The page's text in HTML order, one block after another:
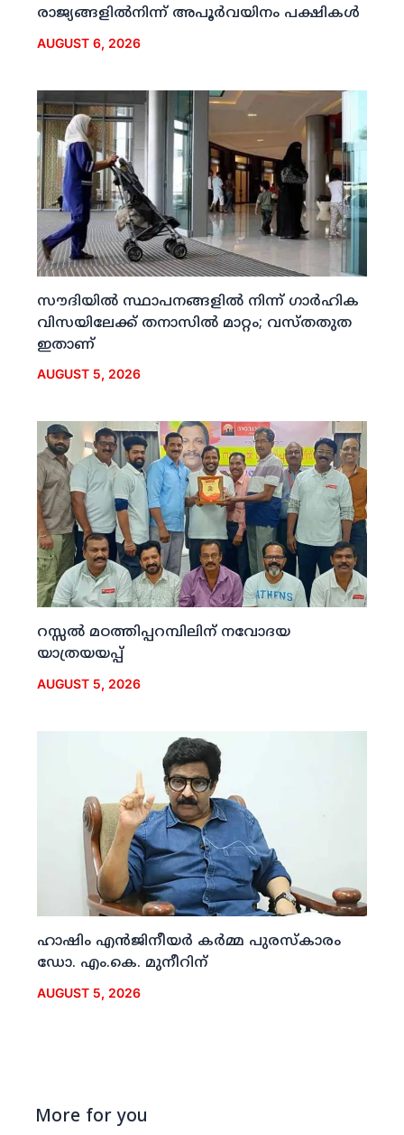
രാജ്യങ്ങളില്‍നിന്ന് അപൂര്‍വയിനം പക്ഷികള്‍
AUGUST 6, 2026
സൗദിയില്‍ സ്ഥാപനങ്ങളില്‍ നിന്ന് ഗാര്‍ഹിക
വിസയിലേക്ക് തനാസില്‍ മാറ്റം; വസ്തതുത
ഇതാണ്
AUGUST 5, 2026
റസ്സല്‍ മഠത്തിപ്പറമ്പിലിന് നവോദയ
യാത്രയയപ്പ്
AUGUST 5, 2026
ഹാഷിം എന്‍ജിനീയര്‍ കര്‍മ്മ പുരസ്‌കാരം
ഡോ. എം.കെ. മുനീറിന്
AUGUST 5, 2026
More for you